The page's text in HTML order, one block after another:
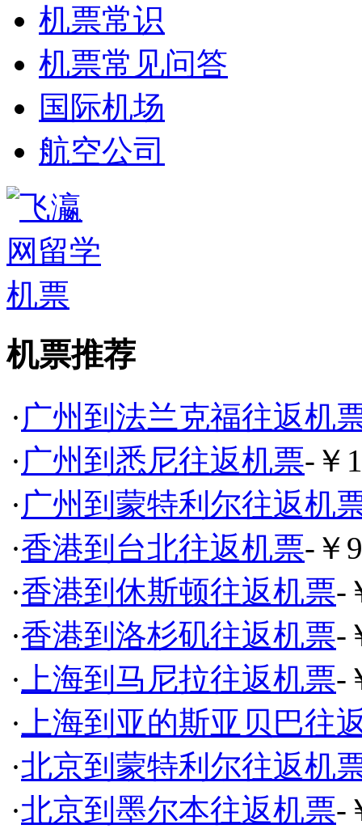
机票常识
机票常见问答
国际机场
航空公司
机票推荐
·广州到法兰克福往返机
·广州到悉尼往返机票-￥
·广州到蒙特利尔往返机
·香港到台北往返机票-￥
·香港到休斯顿往返机票-
·香港到洛杉矶往返机票-
· 上海到马尼拉往返机票-
· 上海到亚的斯亚贝巴往
·北京到蒙特利尔往返机
·北京到墨尔本往返机票-